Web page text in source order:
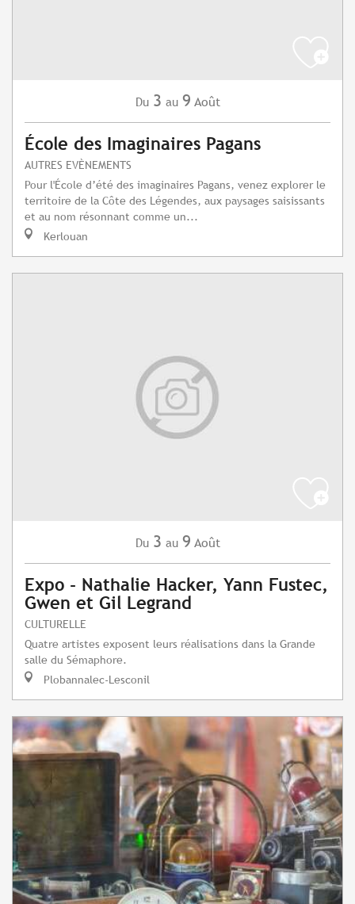
Du 3 au 9 Août
École des Imaginaires Pagans
AUTRES EVÈNEMENTS
Pour l'École d’été des imaginaires Pagans, venez explorer le
territoire de la Côte des Légendes, aux paysages saisissants
et au nom résonnant comme un...
Kerlouan
Du 3 au 9 Août
Expo - Nathalie Hacker, Yann Fustec,
Gwen et Gil Legrand
CULTURELLE
Quatre artistes exposent leurs réalisations dans la Grande
salle du Sémaphore.
Plobannalec-Lesconil